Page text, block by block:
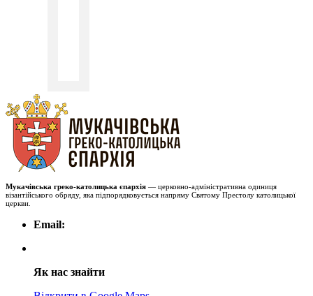
Мукачівська греко-католицька єпархія — церковно-адміністративна одиниця
візантійського обряду, яка підпорядковується напряму Святому Престолу католицької
церкви.
Email:
Як нас знайти